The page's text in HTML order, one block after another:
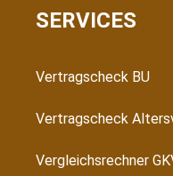
SERVICES
Vertragscheck BU
Vertragscheck
Vergleichsrechner